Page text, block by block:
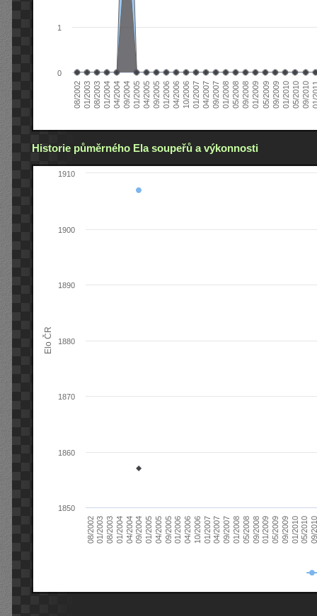
08/200201/200308/200301/200404/200409/200401/200504/200509/200501/200604/200610/200601/200704/200709/200701/200805/200809/200801/200905/200909/200901/201005/201009/2010
0
1
Historie půměrného Ela soupeřů a výkonnosti
Elo ČR
08/200201/200308/200301/200404/200409/200401/200504/200509/200501/200604/200610/200601/200704/200709/200701/200805/200809/200801/200905/200909/200901/201005/201009/
1850
1860
1870
1880
1890
1900
1910